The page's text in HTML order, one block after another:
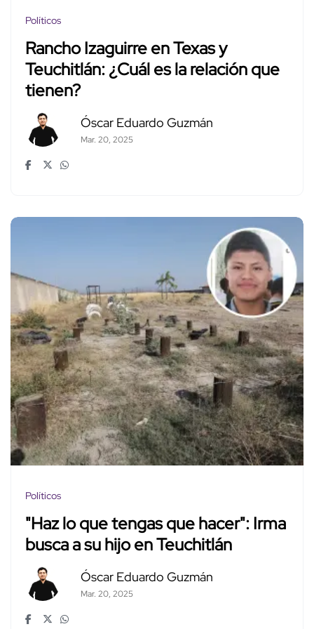
Políticos
Rancho Izaguirre en Texas y
Teuchitlán: ¿Cuál es la relación que
tienen?
Óscar Eduardo Guzmán
Mar. 20, 2025
Políticos
"Haz lo que tengas que hacer": Irma
busca a su hijo en Teuchitlán
Óscar Eduardo Guzmán
Mar. 20, 2025